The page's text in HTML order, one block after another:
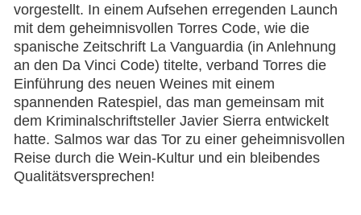
vorgestellt. In einem Aufsehen erregenden Launch
mit dem geheimnisvollen Torres Code, wie die
spanische Zeitschrift La Vanguardia (in Anlehnung
an den Da Vinci Code) titelte, verband Torres die
Einführung des neuen Weines mit einem
spannenden Ratespiel, das man gemeinsam mit
dem Kriminalschriftsteller Javier Sierra entwickelt
hatte. Salmos war das Tor zu einer geheimnisvollen
Reise durch die Wein-Kultur und ein bleibendes
Qualitätsversprechen!